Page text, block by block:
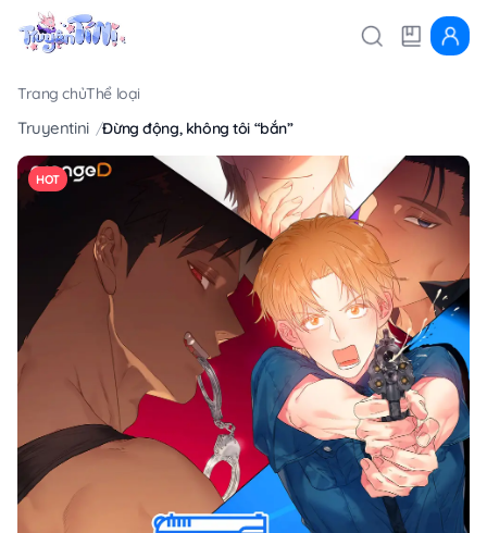
Trang chủThể loại
Truyentini Đừng động, không tôi “bắn”
HOT